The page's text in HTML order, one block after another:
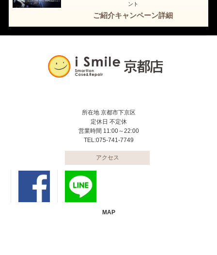
ント
ご紹介キャンペーン詳細
所在地 京都市下京区
定休日 不定休
営業時間 11:00～22:00
TEL:075-741-7749
アクセス
MAP